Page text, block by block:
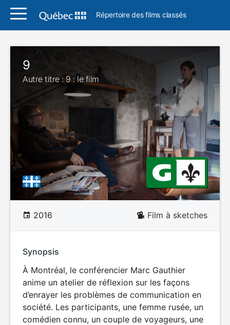
Répertoire des films classés
9
Autre titre : 9 : le film
2016 Film à sketches
Synopsis
À Montréal, le conférencier Marc Gauthier
anime un atelier de réflexion sur les façons
d’enrayer les problèmes de communication en
société. Les participants, une femme rusée, un
comédien connu, un couple de voyageurs, une